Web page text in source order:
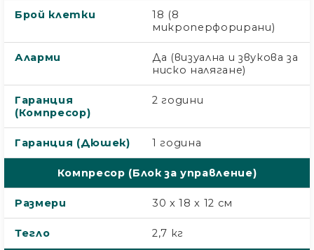
Брой клетки
18 (8
микроперфорирани)
Аларми
Да (визуална и звукова за
ниско налягане)
Гаранция
(Компресор)
2 години
Гаранция (Дюшек) 1 година
Компресор (Блок за управление)
Размери 30 x 18 x 12 см
Тегло 2,7 кг